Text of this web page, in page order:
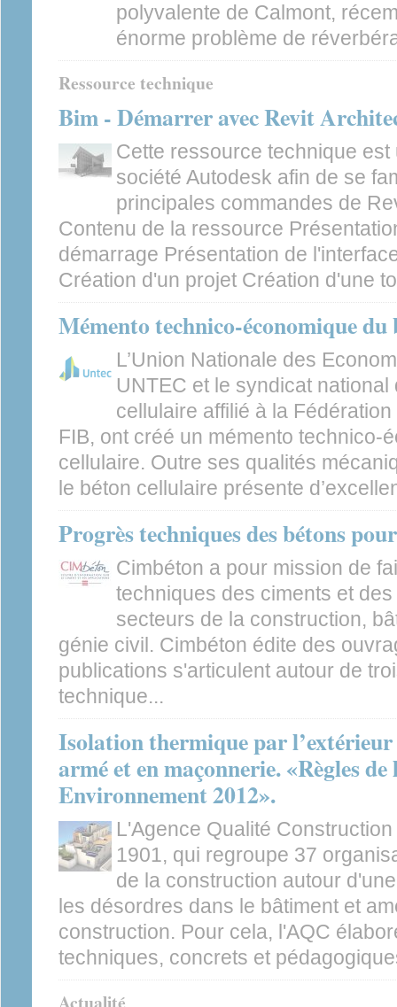
polyvalente de Calmont,
énorme problème de
Ressource technique
Bim - Démarrer avec Revit
Cette ressource technique
société Autodesk afin de se
principales commandes de
Contenu de la ressource
démarrage Présentation de
Création d'un projet Création d'une
Mémento technico-économique
L’Union Nationale des
UNTEC et le syndicat
cellulaire affilié à la
FIB, ont créé un mémento technico-
cellulaire. Outre ses qualités
le béton cellulaire présente
Progrès techniques des bétons
Cimbéton a pour mission de
techniques des ciments et
secteurs de la construction,
génie civil. Cimbéton édite des
publications s'articulent autour de
technique...
Isolation thermique par
armé et en maçonnerie. «Règles
Environnement 2012».
L'Agence Qualité
1901, qui regroupe 37
de la construction autour
les désordres dans le bâtiment et
construction. Pour cela, l'AQC
techniques, concrets et